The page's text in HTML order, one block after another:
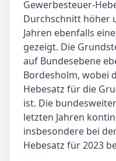
Gewerbesteuer-
Durchschnitt höher
Jahren ebenfalls
gezeigt. Die
auf Bundesebene
Bordesholm, wobei
Hebesatz für die
ist. Die
letzten Jahren
insbesondere bei
Hebesatz für 2023